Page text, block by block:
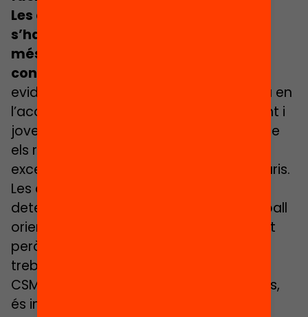
Les dificultats d’atenció als infants
s’han fet més evidents en els entorns
més vulnerables en el marc del
confinament.
evidenciat el paper rellevant de l’escola en
l’acompanyament i suport a cada infant i
jove i també a les seves famílies. Cal que
els recursos que s’han posat de forma
excepcional siguin considerats necessaris.
Les condicions específiques en
determinats contextos precisen un treball
orientat i molt focalitzat sobre l’alumnat
però també sobre les seves famílies. El
treball en xarxa, necessari amb SSBB,
CSMIJ, DAPSI… i un munt de professionals,
és imprescindible per poder donar una